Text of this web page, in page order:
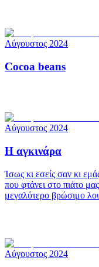
Αύγουστος 2024
Cocoa beans
Αύγουστος 2024
Η αγκινάρα
Ίσως κι εσείς σαν κι
που φτάνει στο πιάτο
μεγαλύτερο βρώσιμο
Αύγουστος 2024